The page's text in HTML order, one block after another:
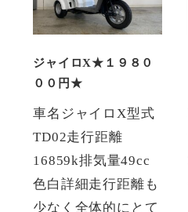
ジャイロX★１９８０
００円★
車名ジャイロX型式
TD02走行距離
16859k排気量49cc
色白詳細走行距離も
少なく全体的にとて